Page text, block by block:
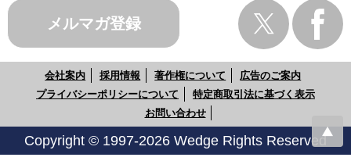
メルマガ登録
会社案内 採用情報 著作権について
広告のご案内
プライバシーポリシーについて
特定商取引法に基づく表示
お問い合わせ
Copyright © 1997-2026 Wedge Rights Reserved